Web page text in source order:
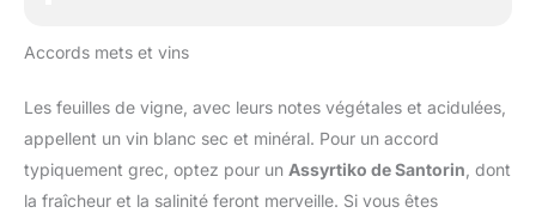
Accords mets et vins
Les feuilles de vigne, avec leurs notes végétales et acidulées,
appellent un vin blanc sec et minéral. Pour un accord
typiquement grec, optez pour un Assyrtiko de Santorin , dont
la fraîcheur et la salinité feront merveille. Si vous êtes